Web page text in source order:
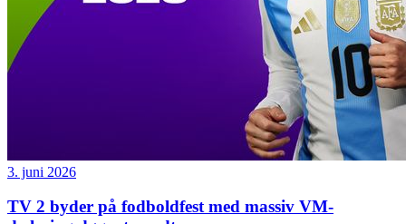
3. juni 2026
TV 2 byder på fodboldfest med massiv VM-